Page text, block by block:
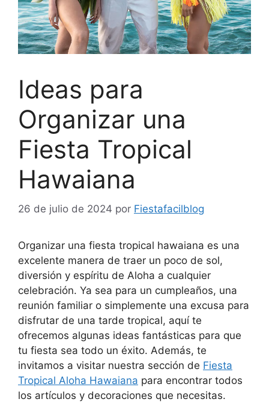
Ideas para
Organizar una
Fiesta Tropical
Hawaiana
26 de julio de 2024 por Fiestafacilblog
Organizar una fiesta tropical hawaiana es una
excelente manera de traer un poco de sol,
diversión y espíritu de Aloha a cualquier
celebración. Ya sea para un cumpleaños, una
reunión familiar o simplemente una excusa para
disfrutar de una tarde tropical, aquí te
ofrecemos algunas ideas fantásticas para que
tu fiesta sea todo un éxito. Además, te
invitamos a visitar nuestra sección de Fiesta
Tropical Aloha Hawaiana para encontrar todos
los artículos y decoraciones que necesitas.